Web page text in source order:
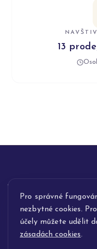
Pro správné
nezbytné cookies.
účely můžete udělit
zásadách cookies.
13
INFORMACE
POPIS SLUŽEB